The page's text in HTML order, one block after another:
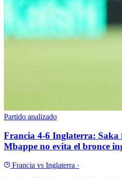
Partido analizado
Francia 4-6 Inglaterra:
Mbappe no evita el bronce
Francia vs Inglaterra ·